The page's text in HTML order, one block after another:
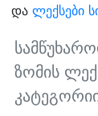
და ლექსები
ზომის